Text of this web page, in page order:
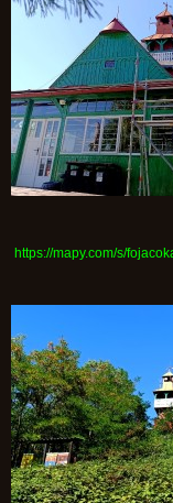
https://mapy.com/s/